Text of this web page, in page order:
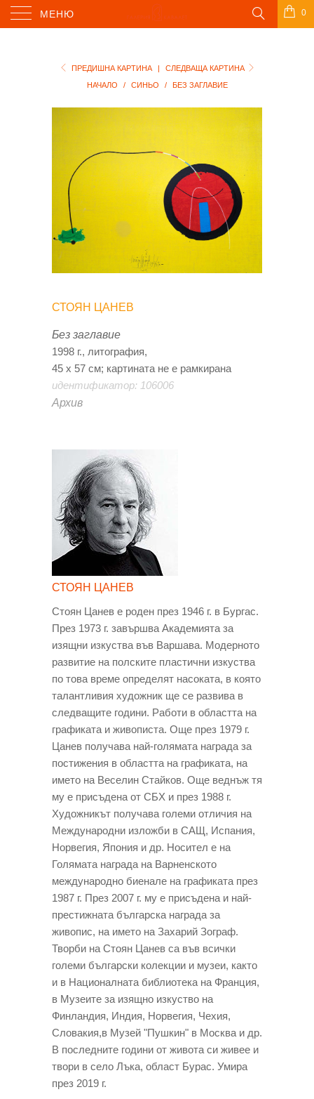
МЕНЮ 0
ПРЕДИШНА КАРТИНА |
СЛЕДВАЩА КАРТИНА
НАЧАЛО
/ СИНЬО / БЕЗ ЗАГЛАВИЕ
СТОЯН ЦАНЕВ
Без заглавие
1998 г., литография,
45 х 57 см; картината не е рамкирана
идентификатор: 106006
Архив
СТОЯН ЦАНЕВ
Стоян Цанев е роден през 1946 г. в Бургас.
През 1973 г. завършва Академията за
изящни изкуства във Варшава. Модерното
развитие на полските пластични изкуства
по това време определят насоката, в която
талантливия художник ще се развива в
следващите години. Работи в областта на
графиката и живописта. Още през 1979 г.
Цанев получава най-голямата награда за
постижения в областта на графиката, на
името на Веселин Стайков. Още веднъж тя
му е присъдена от СБХ и през 1988 г.
Художникът получава големи отличия на
Международни изложби в САЩ, Испания,
Норвегия, Япония и др. Носител е на
Голямата награда на Варненското
международно биенале на графиката през
1987 г. През 2007 г. му е присъдена и най-
престижната българска награда за
живопис, на името на Захарий Зограф.
Творби на Стоян Цанев са във всички
големи български колекции и музеи, както
и в Националната библиотека на Франция,
в Музеите за изящно изкуство на
Финландия, Индия, Норвегия, Чехия,
Словакия,в Музей "Пушкин" в Москва и др.
В последните години от живота си живее и
твори в село Лъка, област Бурас. Умира
през 2019 г.